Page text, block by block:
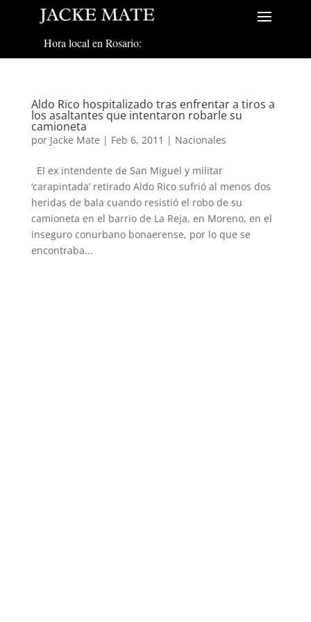
Hora local en Rosario:
Aldo Rico hospitalizado tras enfrentar a tiros a
los asaltantes que intentaron robarle su
camioneta
por Jacke Mate | Feb 6, 2011 | Nacionales
El ex intendente de San Miguel y militar
‘carapintada’ retirado Aldo Rico sufrió al menos dos
heridas de bala cuando resistió el robo de su
camioneta en el barrio de La Reja, en Moreno, en el
inseguro conurbano bonaerense, por lo que se
encontraba...